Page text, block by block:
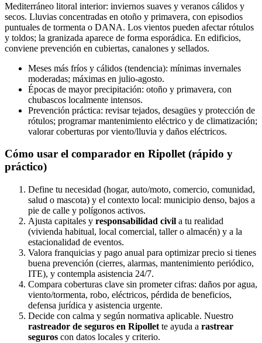
Mediterráneo litoral interior: inviernos suaves y veranos cálidos y
secos. Lluvias concentradas en otoño y primavera, con episodios
puntuales de tormenta o DANA. Los vientos pueden afectar rótulos
y toldos; la granizada aparece de forma esporádica. En edificios,
conviene prevención en cubiertas, canalones y sellados.
Meses más fríos y cálidos (tendencia): mínimas invernales
moderadas; máximas en julio‑agosto.
Épocas de mayor precipitación: otoño y primavera, con
chubascos localmente intensos.
Prevención práctica: revisar tejados, desagües y protección de
rótulos; programar mantenimiento eléctrico y de climatización;
valorar coberturas por viento/lluvia y daños eléctricos.
Cómo usar el comparador en Ripollet (rápido y
práctico)
Define tu necesidad (hogar, auto/moto, comercio, comunidad,
salud o mascota) y el contexto local: municipio denso, bajos a
pie de calle y polígonos activos.
Ajusta capitales y responsabilidad civil a tu realidad
(vivienda habitual, local comercial, taller o almacén) y a la
estacionalidad de eventos.
Valora franquicias y pago anual para optimizar precio si tienes
buena prevención (cierres, alarmas, mantenimiento periódico,
ITE), y contempla asistencia 24/7.
Compara coberturas clave sin prometer cifras: daños por agua,
viento/tormenta, robo, eléctricos, pérdida de beneficios,
defensa jurídica y asistencia urgente.
Decide con calma y según normativa aplicable. Nuestro
rastreador de seguros en Ripollet te ayuda a rastrear
seguros con datos locales y criterio.